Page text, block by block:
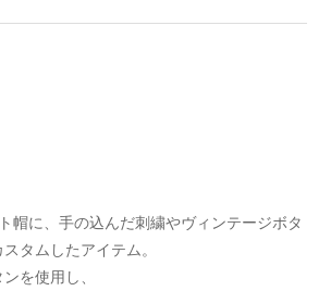
帽に、手の込んだ刺繍やヴィンテージボタ
タムしたアイテム。
を使用し、